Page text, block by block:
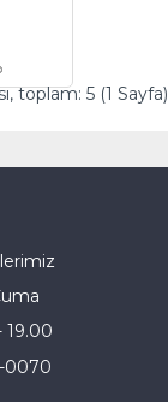
toplam: 5 (1 Sayfa)
19.00
0070